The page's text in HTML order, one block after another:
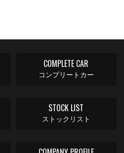
COMPLETE CAR
コンプリートカー
STOCK LIST
ストックリスト